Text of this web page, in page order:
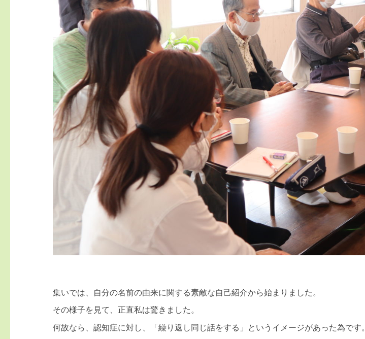
集いでは、自分の名前の由来に関する素敵な自己紹介から始まりました。
その様子を見て、正直私は驚きました。
何故なら、認知症に対し、「繰り返し同じ話をする」というイメージがあった為です。